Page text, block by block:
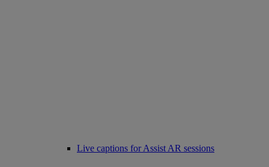
Live captions for Assist AR sessions